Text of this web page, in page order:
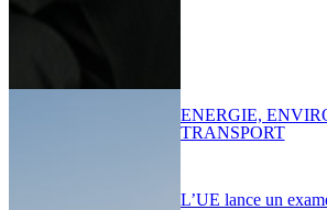
L’UE lance un
ENERGIE,
TRANSPORT